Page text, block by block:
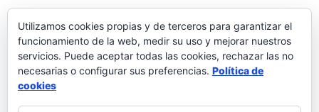
Cartas paracomunicar valores
Cartas sobre laamistad
Utilizamos cookies propias y de terceros para garantizar el
funcionamiento de la web, medir su uso y mejorar nuestros
servicios. Puede aceptar todas las cookies, rechazar las no
necesarias o configurar sus preferencias. Política de
cookies